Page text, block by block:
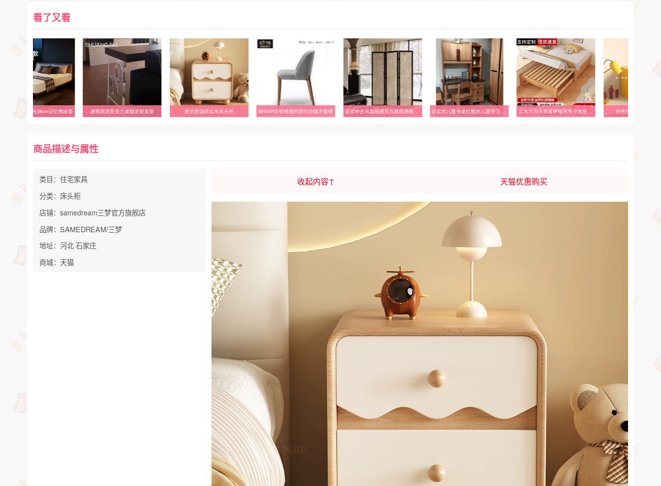
看了又看
簧酒店同款承托28cm记忆棉床垫 透明洞洞亚克力桌腿定制支架 原木奶油风实木床头柜 BEMARS/初森简约现代白蜡木餐椅 实木沙发床简易伸缩两用沙发床小户型家用榻榻米抽拉床新款伸缩床 彩色首饰盒多巴胺
商品描述与属性
类目：住宅家具
分类：床头柜
店铺：samedream三梦官方旗舰店
品牌：SAMEDREAM/三梦
地址：河北 石家庄
商城：天猫
收起内容↑ 天猫优惠购买